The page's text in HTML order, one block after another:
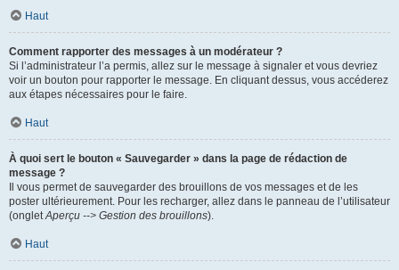
Haut
Comment rapporter des messages à un modérateur ?
Si l’administrateur l’a permis, allez sur le message à signaler et vous devriez
voir un bouton pour rapporter le message. En cliquant dessus, vous accéderez
aux étapes nécessaires pour le faire.
Haut
À quoi sert le bouton « Sauvegarder » dans la page de rédaction de
message ?
Il vous permet de sauvegarder des brouillons de vos messages et de les
poster ultérieurement. Pour les recharger, allez dans le panneau de l’utilisateur
(ongletAperçu --> Gestion des brouillons).
Haut